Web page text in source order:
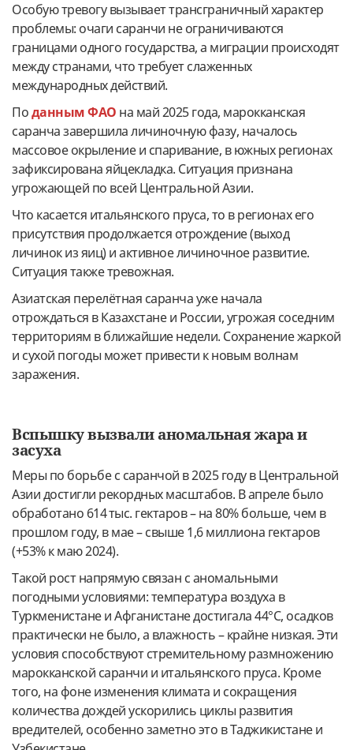
Особую тревогу вызывает трансграничный характер
проблемы: очаги саранчи не ограничиваются
границами одного государства, а миграции происходят
между странами, что требует слаженных
международных действий.
Поданным ФАО на май 2025 года, марокканская
саранча завершила личиночную фазу, началось
массовое окрыление и спаривание, в южных регионах
зафиксирована яйцекладка. Ситуация признана
угрожающей по всей Центральной Азии.
Что касается итальянского пруса, то в регионах его
присутствия продолжается отрождение (выход
личинок из яиц) и активное личиночное развитие.
Ситуация также тревожная.
Азиатская перелётная саранча уже начала
отрождаться в Казахстане и России, угрожая соседним
территориям в ближайшие недели. Сохранение жаркой
и сухой погоды может привести к новым волнам
заражения.
Вспышку вызвали аномальная жара и
засуха
Меры по борьбе с саранчой в 2025 году в Центральной
Азии достигли рекордных масштабов. В апреле было
обработано 614 тыс. гектаров – на 80% больше, чем в
прошлом году, в мае – свыше 1,6 миллиона гектаров
(+53% к маю 2024).
Такой рост напрямую связан с аномальными
погодными условиями: температура воздуха в
Туркменистане и Афганистане достигала 44°C, осадков
практически не было, а влажность – крайне низкая. Эти
условия способствуют стремительному размножению
марокканской саранчи и итальянского пруса. Кроме
того, на фоне изменения климата и сокращения
количества дождей ускорились циклы развития
вредителей, особенно заметно это в Таджикистане и